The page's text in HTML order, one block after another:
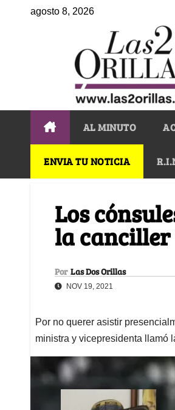
agosto 8, 2026
AL MINUTO
ENVIA TU NOTICIA
Los
la
Por Las Dos Orillas
NOV 19, 2021
Por no querer asistir
ministra y vicepresidenta llamó